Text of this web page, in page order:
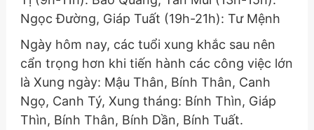
Ngọc Đường, Giáp Tuất (19h-21h): Tư Mệnh
Ngày hôm nay, các tuổi xung khắc sau nên
cẩn trọng hơn khi tiến hành các công việc lớn
là Xung ngày: Mậu Thân, Bính Thân, Canh
Ngọ, Canh Tý, Xung tháng: Bính Thìn, Giáp
Thìn, Bính Thân, Bính Dần, Bính Tuất.